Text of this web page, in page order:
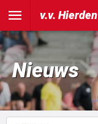
v.v. Hierden
Nieuws